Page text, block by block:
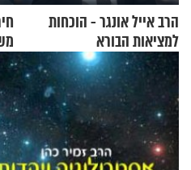
הרב אייל אונגר - הוכחות
למציאות הבורא